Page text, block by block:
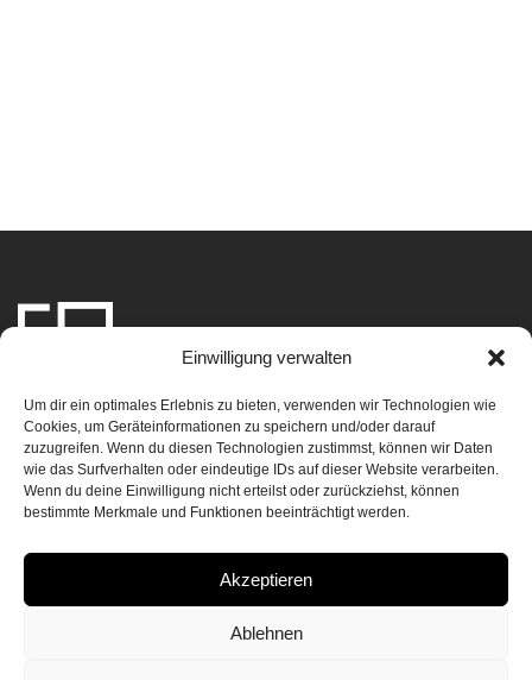
Einwilligung verwalten
Um dir ein optimales Erlebnis zu bieten, verwenden wir Technologien wie
Cookies, um Geräteinformationen zu speichern und/oder darauf
zuzugreifen. Wenn du diesen Technologien zustimmst, können wir Daten
wie das Surfverhalten oder eindeutige IDs auf dieser Website verarbeiten.
Wenn du deine Einwilligung nicht erteilst oder zurückziehst, können
bestimmte Merkmale und Funktionen beeinträchtigt werden.
Akzeptieren
Ablehnen
Planbox Interior
Design GmbH
+43 7248 61468
office@planbox.co.at
Stadtplatz 30
4710 Grieskirchen
Austria
Datenschutz
Impressum